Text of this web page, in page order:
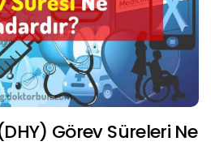
Görev Süreleri Ne